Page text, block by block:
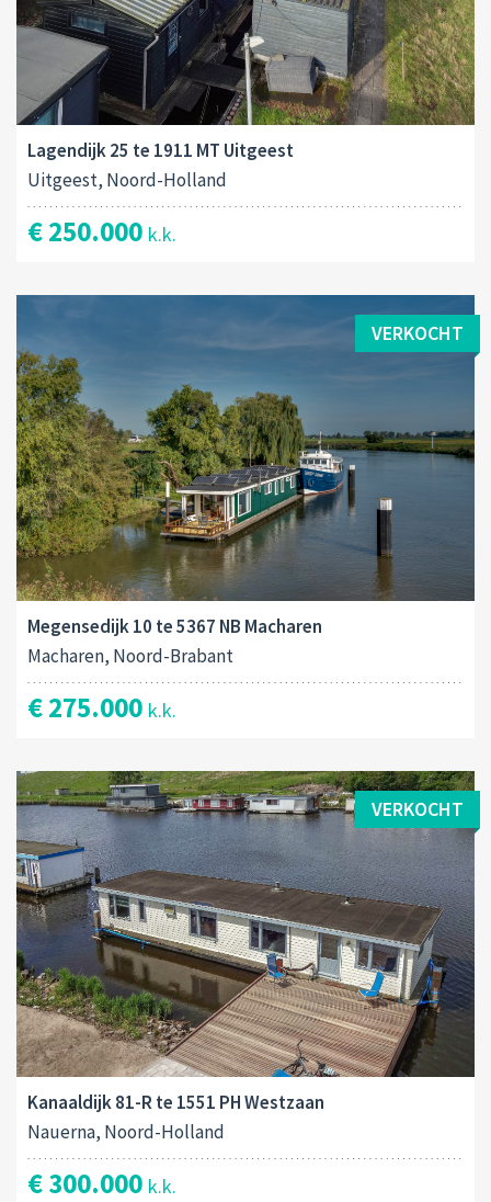
Lagendijk 25 te 1911 MT Uitgeest
Uitgeest, Noord-Holland
€ 250.000 k.k.
VERKOCHT
Megensedijk 10 te 5367 NB Macharen
Macharen, Noord-Brabant
€ 275.000 k.k.
VERKOCHT
Kanaaldijk 81-R te 1551 PH Westzaan
Nauerna, Noord-Holland
€ 300.000 k.k.